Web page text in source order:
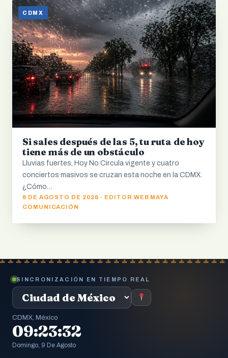
CDMX
Si sales después de las 5, tu ruta de hoy
tiene más de un obstáculo
Lluvias fuertes, Hoy No Circula vigente y cuatro
conciertos masivos se cruzan esta noche en la CDMX.
¿Cómo…
8 DE AGOSTO DE 2026 · EDITOR WEB MAYA
COMUNICACIÓN
SINCRONIZACIÓN EN TIEMPO REAL
CDMX, México
09:23:33
Domingo, 9 De Agosto